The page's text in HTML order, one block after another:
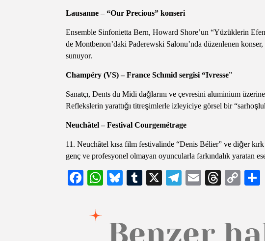
Lausanne – “Our Precious” konseri
Ensemble Sinfonietta Bern, Howard Shore’un “Yüzüklerin
de Montbenon’daki Paderewski Salonu’nda düzenlenen
sunuyor.
Champéry (VS) – France Schmid sergisi “Ivresse”
Sanatçı, Dents du Midi dağlarını ve çevresini aluminium
Reflekslerin yarattığı titreşimlerle izleyiciye görsel bir
Neuchâtel – Festival Courgemétrage
11. Neuchâtel kısa film festivalinde “Denis Bélier” ve diğer
genç ve profesyonel olmayan oyuncularla farkındalık yaratan
Facebook
WhatsApp
Bluesky
Tumblr
X Telegram
EmailThreads
Benzer